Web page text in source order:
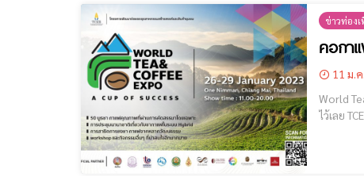
ข่าวท่องเ
คอกา
11 ม.
World Tea &
ไว้เลย